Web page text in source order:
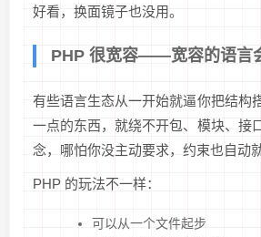
好看，换面镜子也没用。
PHP 很宽容——宽容的语言
有些语言生态从一开始就逼你把结构
一点的东西，就绕不开包、模块、接
念，哪怕你没主动要求，约束也自动
PHP 的玩法不一样：
可以从一个文件起步